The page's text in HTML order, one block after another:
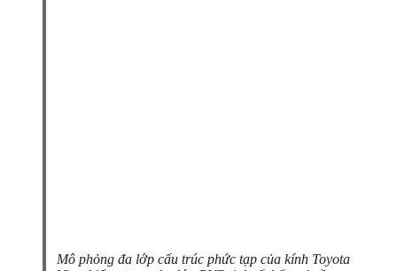
Mô phỏng đa lớp cấu trúc phức tạp của kính Toyota